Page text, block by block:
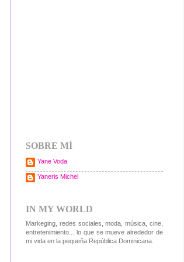
SOBRE MÍ
Yane Voda
Yaneris Michel
IN MY WORLD
Markeging, redes sociales, moda, música, cine,
entretenimiento... lo que se mueve alrededor de
mi vida en la pequeña República Dominicana.